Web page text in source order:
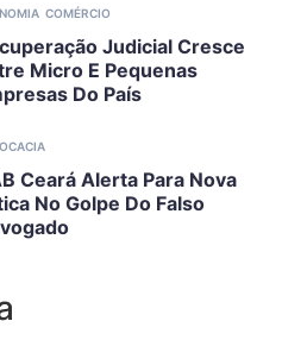
COMÉRCIO
Judicial Cresce
Micro E Pequenas
Do País
Ceará Alerta Para Nova
No Golpe Do Falso